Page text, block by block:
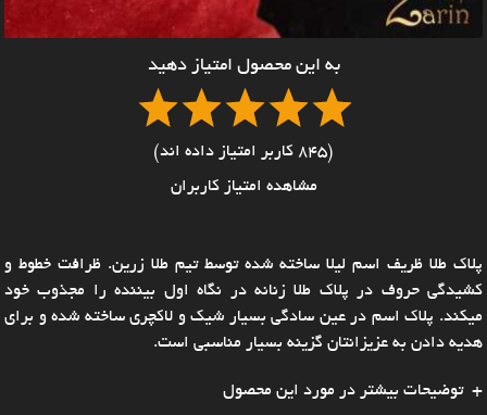
به این محصول امتیاز دهید
(845 کاربر امتیاز داده اند)
مشاهده امتیاز کاربران
پلاک طلا ظریف اسم لیلا ساخته شده توسط تیم طلا زرین. ظرافت خطوط و
کشیدگی حروف در پلاک طلا زنانه در نگاه اول بیننده را مجذوب خود
میکند. پلاک اسم در عین سادگی بسیار شیک و لاکچری ساخته شده و برای
هدیه دادن به عزیزانتان گزینه بسیار مناسبی است.
توضیحات بیشتر در مورد این محصول